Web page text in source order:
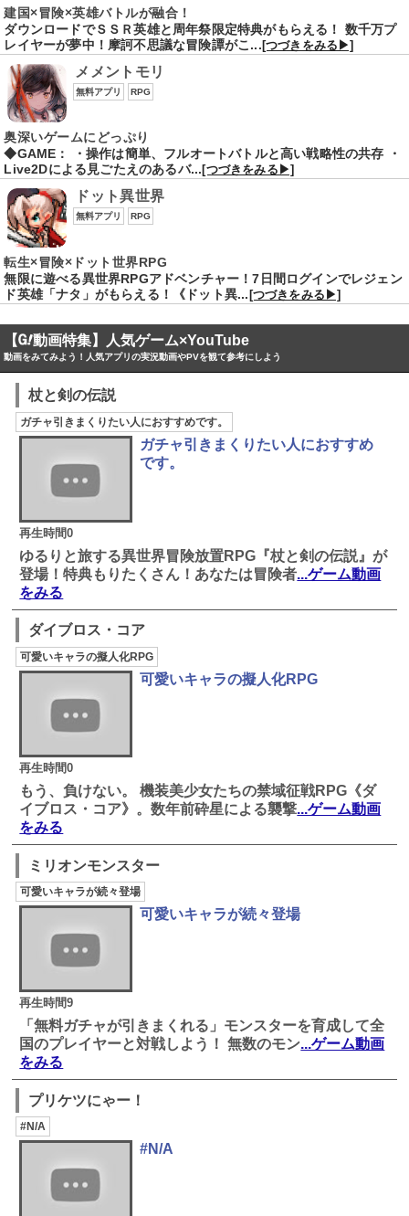
建国×冒険×英雄バトルが融合！
ダウンロードでＳＳＲ英雄と周年祭限定特典がもらえる！ 数千万プ
レイヤーが夢中！摩訶不思議な冒険譚がこ... [つづきをみる▶]
メメントモリ
無料アプリ RPG
奥深いゲームにどっぷり
◆GAME： ・操作は簡単、フルオートバトルと高い戦略性の共存 ・
Live2Dによる見ごたえのあるバ...[つづきをみる▶]
ドット異世界
無料アプリ RPG
転生×冒険×ドット世界RPG
無限に遊べる異世界RPGアドベンチャー！7日間ログインでレジェン
ド英雄「ナタ」がもらえる！《ドット異... [つづきをみる▶]
【 動画特集】人気ゲーム×YouTube
動画をみてみよう！人気アプリの実況動画やPVを観て参考にしよう
杖と剣の伝説
ガチャ引きまくりたい人におすすめです。
再生時間0
ガチャ引きまくりたい人におすすめ
です。
ゆるりと旅する異世界冒険放置RPG『杖と剣の伝説』が
登場！特典もりたくさん！あなたは冒険者...ゲーム動画
をみる
ダイブロス・コア
可愛いキャラの擬人化RPG
再生時間0
可愛いキャラの擬人化RPG
もう、負けない。 機装美少女たちの禁域征戦RPG《ダ
イブロス・コア》。数年前砕星による襲撃...ゲーム動画
をみる
ミリオンモンスター
可愛いキャラが続々登場
再生時間9
可愛いキャラが続々登場
「無料ガチャが引きまくれる」モンスターを育成して全
国のプレイヤーと対戦しよう！ 無数のモン...ゲーム動画
をみる
プリケツにゃー！
#N/A
#N/A